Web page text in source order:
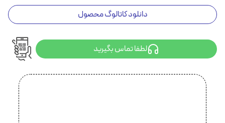
دانلود کاتالوگ محصول
لطفا تماس بگیرید